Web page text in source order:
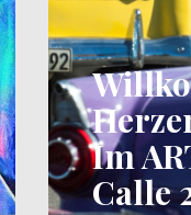
Im
Calle